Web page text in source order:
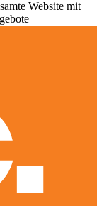
Website mit